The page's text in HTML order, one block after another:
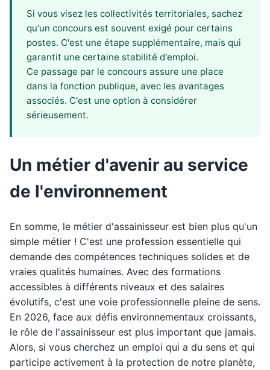
Si vous visez les collectivités territoriales, sachez
qu'un concours est souvent exigé pour certains
postes. C'est une étape supplémentaire, mais qui
garantit une certaine stabilité d'emploi.
Ce passage par le concours assure une place
dans la fonction publique, avec les avantages
associés. C'est une option à considérer
sérieusement.
Un métier d'avenir au service
de l'environnement
En somme, le métier d'assainisseur est bien plus qu'un
simple métier ! C'est une profession essentielle qui
demande des compétences techniques solides et de
vraies qualités humaines. Avec des formations
accessibles à différents niveaux et des salaires
évolutifs, c'est une voie professionnelle pleine de sens.
En 2026, face aux défis environnementaux croissants,
le rôle de l'assainisseur est plus important que jamais.
Alors, si vous cherchez un emploi qui a du sens et qui
participe activement à la protection de notre planète,